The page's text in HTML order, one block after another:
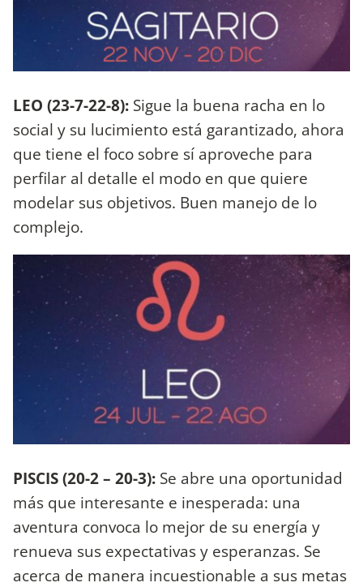
LEO (23-7-22-8): Sigue la buena racha en lo
social y su lucimiento está garantizado, ahora
que tiene el foco sobre sí aproveche para
perfilar al detalle el modo en que quiere
modelar sus objetivos. Buen manejo de lo
complejo.
PISCIS (20-2 – 20-3): Se abre una oportunidad
más que interesante e inesperada: una
aventura convoca lo mejor de su energía y
renueva sus expectativas y esperanzas. Se
acerca de manera incuestionable a sus metas